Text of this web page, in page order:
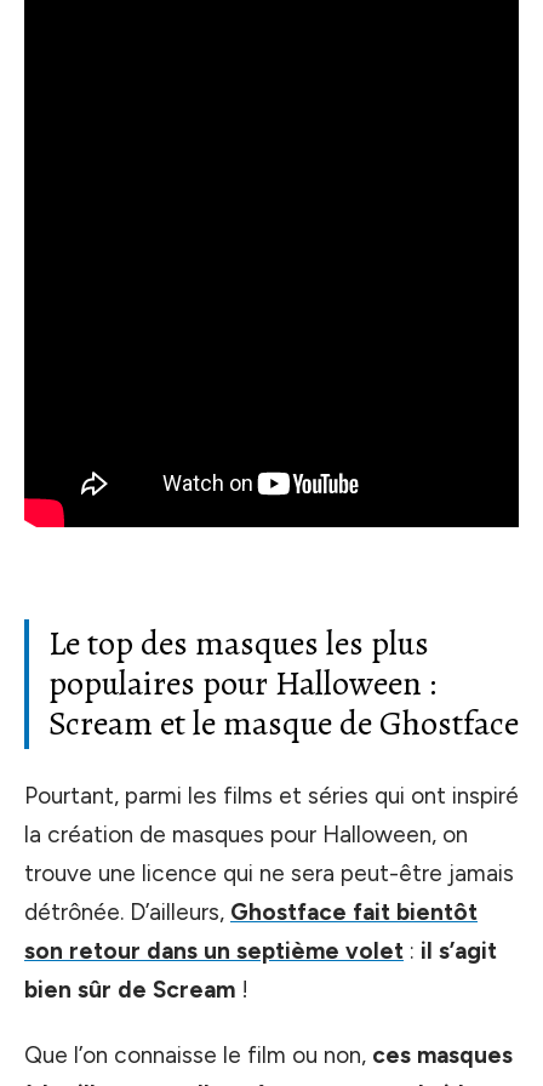
Le top des masques les plus
populaires pour Halloween :
Scream et le masque de Ghostface
Pourtant, parmi les films et séries qui ont inspiré
la création de masques pour Halloween, on
trouve une licence qui ne sera peut-être jamais
détrônée. D’ailleurs, Ghostface fait bientôt
son retour dans un septième volet : il s’agit
bien sûr de Scream !
Que l’on connaisse le film ou non, ces masques